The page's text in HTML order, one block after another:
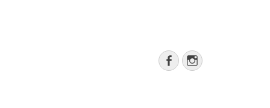
FacebookInstagram